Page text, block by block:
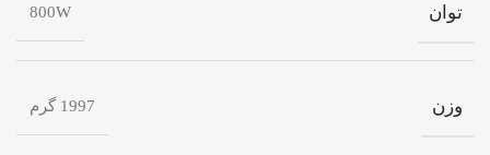
توان 800W
وزن 1997 گرم